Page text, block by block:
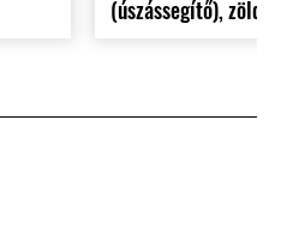
(úszássegítő), zöld